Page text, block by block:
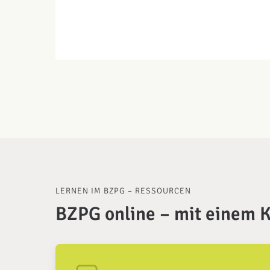
LERNEN IM BZPG – RESSOURCEN
BZPG online – mit einem